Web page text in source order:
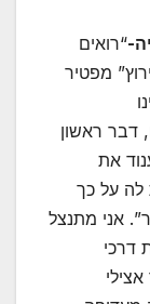
“רואים
מפטיר
דבר ראשון
את
לה על כך
אני מתנצל
דרכי